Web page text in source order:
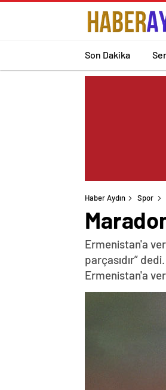
Son Dakika
Haber Aydın Spor
Ermenistan'a
parçasıdır”
Ermenistan'a